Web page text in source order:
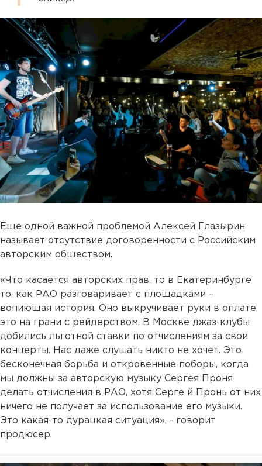
Еще одной важной проблемой Алексей Глазырин
называет отсутствие договоренности с Российским
авторским обществом.
«Что касается авторских прав, то в Екатеринбурге
то, как РАО разговаривает с площадками –
вопиющая история. Оно выкручивает руки в оплате,
это на грани с рейдерством. В Москве джаз-клубы
добились льготной ставки по отчислениям за свои
концерты. Нас даже слушать никто не хочет. Это
бесконечная борьба и откровенные поборы, когда
мы должны за авторскую музыку Сергея Проня
делать отчисления в РАО, хотя Серге й Пронь от них
ничего не получает за использование его музыки.
Это какая-то дурацкая ситуация», - говорит
продюсер.